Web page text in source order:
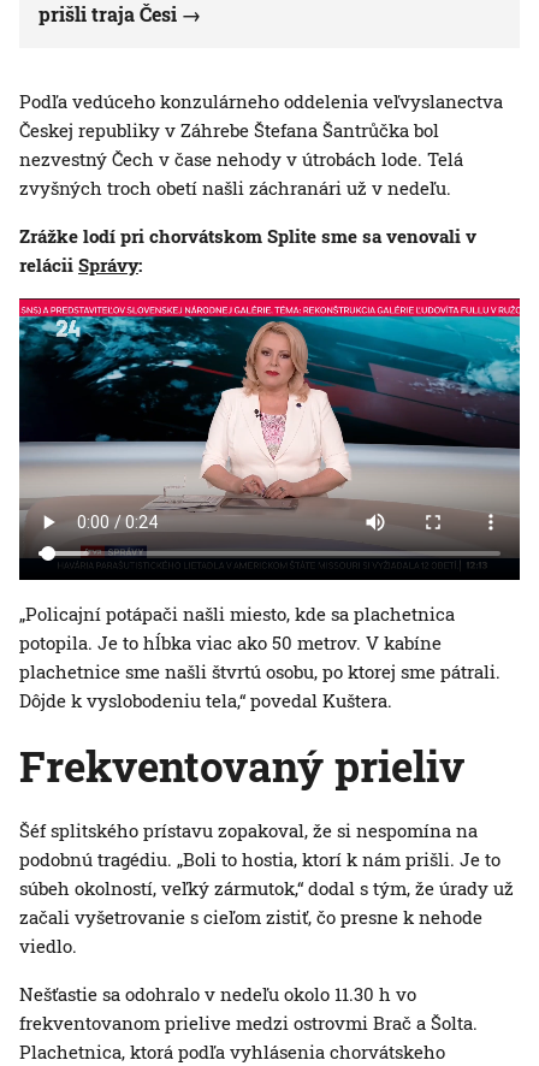
prišli traja Česi
Podľa vedúceho konzulárneho oddelenia veľvyslanectva
Českej republiky v Záhrebe Štefana Šantrůčka bol
nezvestný Čech v čase nehody v útrobách lode. Telá
zvyšných troch obetí našli záchranári už v nedeľu.
Zrážke lodí pri chorvátskom Splite sme sa venovali v
relácii Správy:
„Policajní potápači našli miesto, kde sa plachetnica
potopila. Je to hĺbka viac ako 50 metrov. V kabíne
plachetnice sme našli štvrtú osobu, po ktorej sme pátrali.
Dôjde k vyslobodeniu tela,“ povedal Kuštera.
Frekventovaný prieliv
Šéf splitského prístavu zopakoval, že si nespomína na
podobnú tragédiu. „Boli to hostia, ktorí k nám prišli. Je to
súbeh okolností, veľký zármutok,“ dodal s tým, že úrady už
začali vyšetrovanie s cieľom zistiť, čo presne k nehode
viedlo.
Nešťastie sa odohralo v nedeľu okolo 11.30 h vo
frekventovanom prielive medzi ostrovmi Brač a Šolta.
Plachetnica, ktorá podľa vyhlásenia chorvátskeho